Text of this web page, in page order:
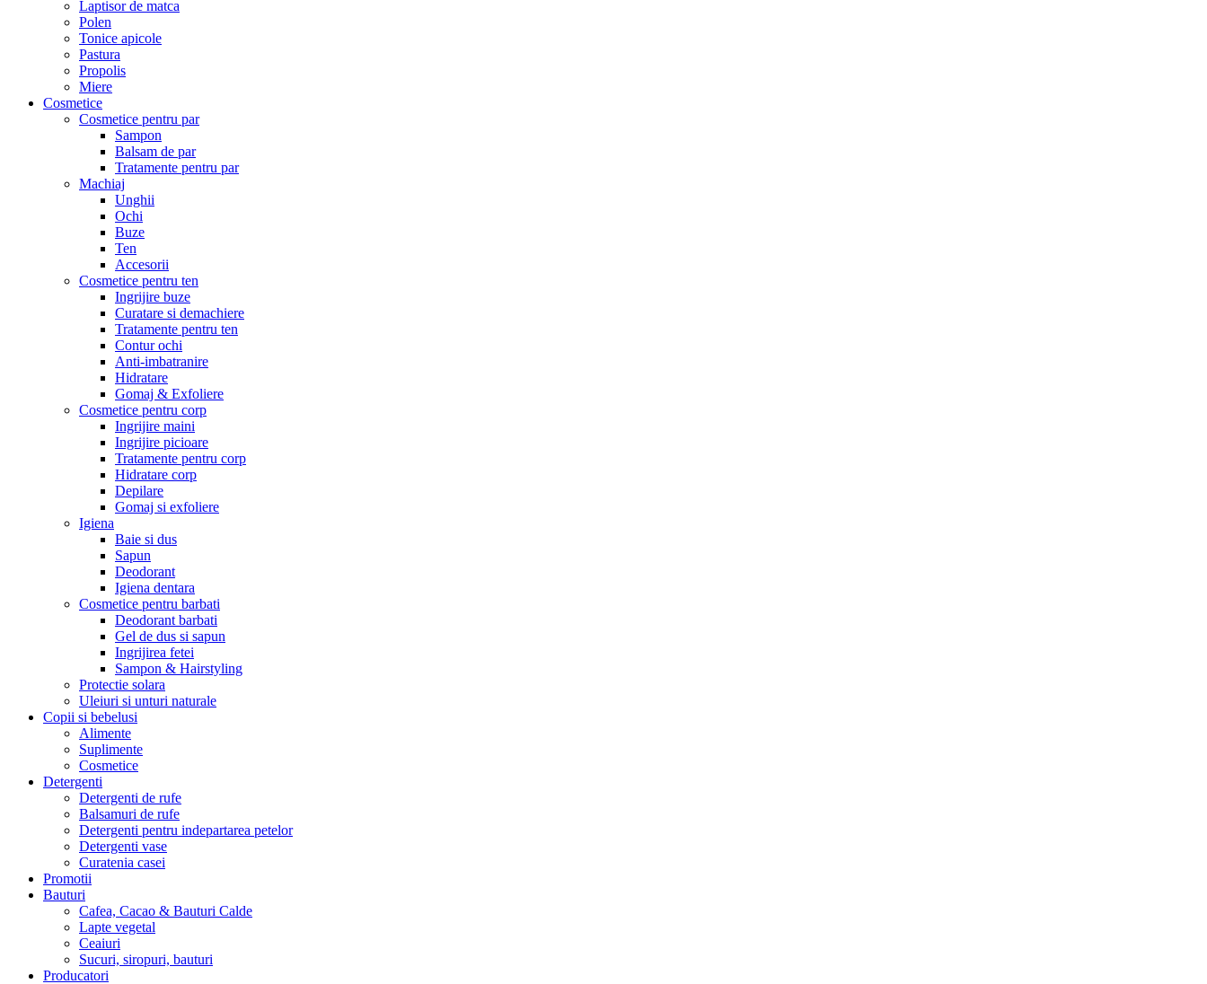
Laptisor de matca
Polen
Tonice apicole
Pastura
Propolis
Miere
Cosmetice
Cosmetice pentru par
Sampon
Balsam de par
Tratamente pentru par
Machiaj
Unghii
Ochi
Buze
Ten
Accesorii
Cosmetice pentru ten
Ingrijire buze
Curatare si demachiere
Tratamente pentru ten
Contur ochi
Anti-imbatranire
Hidratare
Gomaj & Exfoliere
Cosmetice pentru corp
Ingrijire maini
Ingrijire picioare
Tratamente pentru corp
Hidratare corp
Depilare
Gomaj si exfoliere
Igiena
Baie si dus
Sapun
Deodorant
Igiena dentara
Cosmetice pentru barbati
Deodorant barbati
Gel de dus si sapun
Ingrijirea fetei
Sampon & Hairstyling
Protectie solara
Uleiuri si unturi naturale
Copii si bebelusi
Alimente
Suplimente
Cosmetice
Detergenti
Detergenti de rufe
Balsamuri de rufe
Detergenti pentru indepartarea petelor
Detergenti vase
Curatenia casei
Promotii
Bauturi
Cafea, Cacao & Bauturi Calde
Lapte vegetal
Ceaiuri
Sucuri, siropuri, bauturi
Producatori